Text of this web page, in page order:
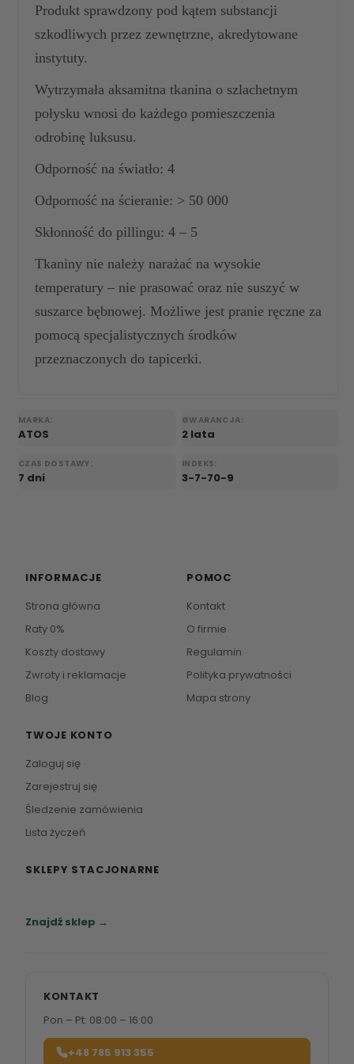
Produkt sprawdzony pod kątem substancji
szkodliwych przez zewnętrzne, akredytowane
instytuty.
Wytrzymała aksamitna tkanina o szlachetnym
połysku wnosi do każdego pomieszczenia
odrobinę luksusu.
Odporność na światło: 4
Odporność na ścieranie: > 50 000
Skłonność do pillingu: 4 – 5
Tkaniny nie należy narażać na wysokie
temperatury – nie prasować oraz nie suszyć w
suszarce bębnowej. Możliwe jest pranie ręczne za
pomocą specjalistycznych środków
przeznaczonych do tapicerki.
MARKA:
ATOS
GWARANCJA:
2 lata
CZAS DOSTAWY:
7 dni
INDEKS:
3-7-70-9
INFORMACJE
Strona główna
Raty 0%
Koszty dostawy
Zwroty i reklamacje
Blog
POMOC
Kontakt
O firmie
Regulamin
Polityka prywatności
Mapa strony
TWOJE KONTO
Zaloguj się
Zarejestruj się
Śledzenie zamówienia
Lista życzeń
SKLEPY STACJONARNE
Znajdź sklep →
KONTAKT
Pon – Pt: 08:00 – 16:00
+48 785 913 355